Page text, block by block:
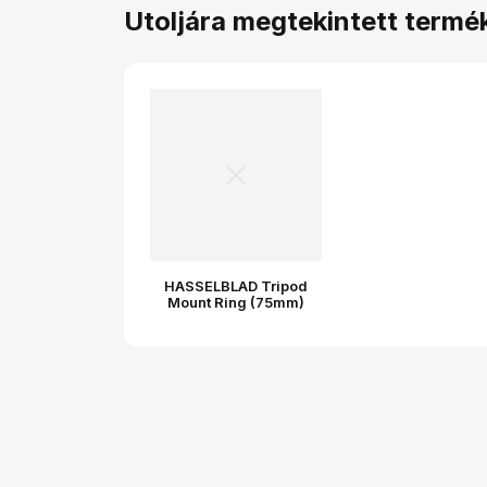
Utoljára megtekintett
HASSELBLAD Tripod
Mount Ring (75mm)